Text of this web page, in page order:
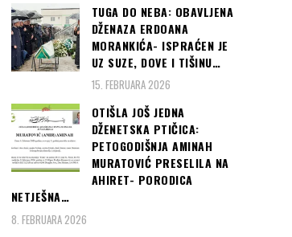
Adil Osmanović u Novom
Pazaru: Vučić mora
osuditi Dodikove izjave…
Zamjenik predsjednika SDA
i ministar civilnih poslova
BiH Adil Osmanović,
“KOCKASTI” deklasirali
Argentinu s 3:0 i plasirali
se u osminu finala
Rusiji
TUGA DO NEBA: OBAVLJENA
DŽENAZA ERDOANA
MORANKIĆA- ISPRAĆEN JE
UZ SUZE, DOVE I TIŠINU…
15. FEBRUARA 2026
OTIŠLA JOŠ JEDNA
DŽENETSKA PTIČICA:
PETOGODIŠNJA AMINAH
MURATOVIĆ PRESELILA NA
AHIRET- PORODICA
NETJEŠNA…
8. FEBRUARA 2026